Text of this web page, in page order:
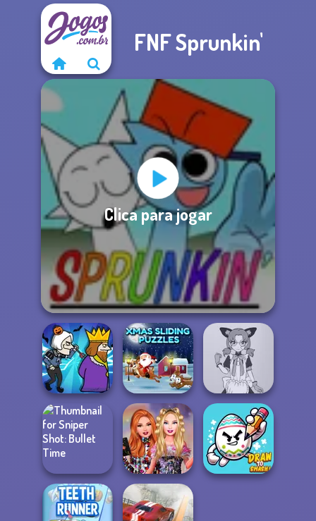
FNF Sprunkin'
Clica para jogar
Murder
Xmas Sliding
Puzzles
Tokyo Mew Mew
Creator